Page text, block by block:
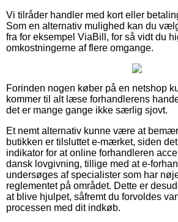
Vi tilråder handler med kort eller
Som en alternativ mulighed kan du
fra for eksempel ViaBill, for så vidt du
omkostningerne af flere omgange.
Forinden nogen køber på en netshop
kommer til alt læse forhandlerens
det er mange gange ikke særlig sjovt.
Et nemt alternativ kunne være at
butikken er tilsluttet e-mærket, siden
indikator for at online forhandleren
dansk lovgivning, tillige med at e-
undersøges af specialister som har
reglementet på området. Dette er
at blive hjulpet, såfremt du forvoldes
processen med dit indkøb.